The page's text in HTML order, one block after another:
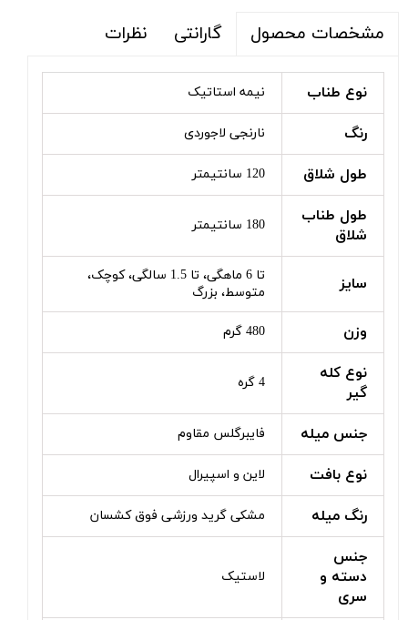
مشخصات محصول گارانتی نظرات
نوع طناب نیمه استاتیک
رنگ نارنجی لاجوردی
طول شلاق 120 سانتیمتر
طول طناب
شلاق
180 سانتیمتر
سایز
تا 6 ماهگی، تا 1.5 سالگی، کوچک،
متوسط، بزرگ
وزن 480 گرم
نوع کله
گیر
4 گره
جنس میله فایبرگلس مقاوم
نوع بافت لاین و اسپیرال
رنگ میله مشکی گرید ورزشی فوق کشسان
جنس
دسته و
سری
لاستیک